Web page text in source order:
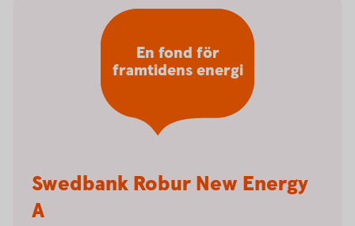
Swedbank Robur New Energy
A
En fond för
framtidens energi